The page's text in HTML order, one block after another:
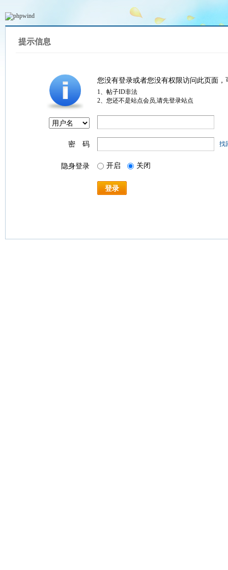
提示信息
您没有登录或者您没有权限访问此页面
1、帖子ID非法
2、您还不是站点会员,请先登录站点
密 码 找
隐身登录 开启 关闭
登录